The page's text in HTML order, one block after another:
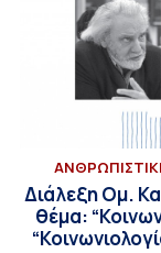
Διάλεξη Ομ.
θέμα: